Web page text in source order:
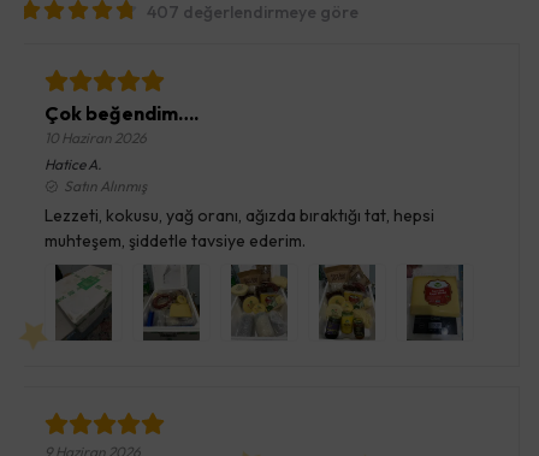
407 değerlendirmeye göre
Çok beğendim….
10 Haziran 2026
Hatice A.
Satın Alınmış
Lezzeti, kokusu, yağ oranı, ağızda bıraktığı tat, hepsi
muhteşem, şiddetle tavsiye ederim.
9 Haziran 2026